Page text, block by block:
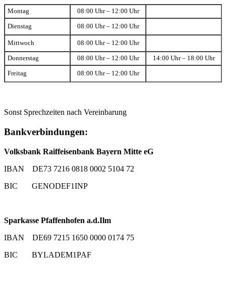
Montag 08:00 Uhr – 12:00 Uhr
Dienstag 08:00 Uhr – 12:00 Uhr
Mittwoch 08:00 Uhr – 12:00 Uhr
Donnerstag 08:00 Uhr – 12:00 Uhr 14:00 Uhr – 18:00 Uhr
Freitag 08:00 Uhr – 12:00 Uhr
Sonst Sprechzeiten nach Vereinbarung
Bankverbindungen:
Volksbank Raiffeisenbank Bayern Mitte eG
IBAN DE73 7216 0818 0002 5104 72
BIC GENODEF1INP
Sparkasse Pfaffenhofen a.d.Ilm
IBAN DE69 7215 1650 0000 0174 75
BIC BYLADEM1PAF